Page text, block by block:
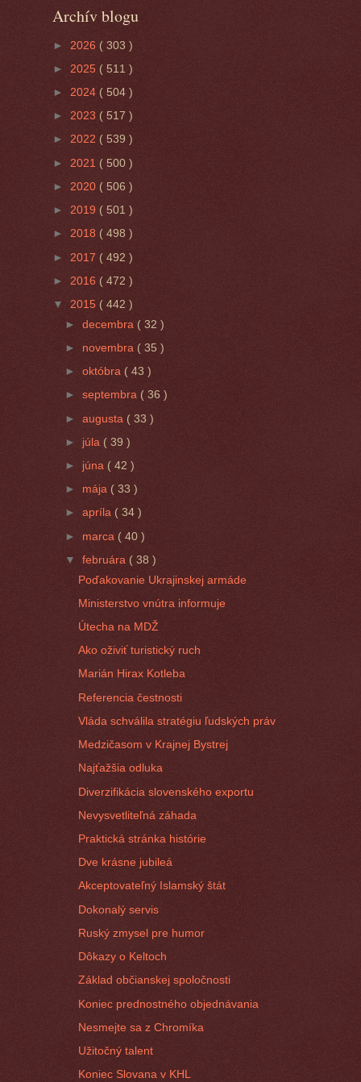
Archív blogu
► 2026 ( 303 )
► 2025 ( 511 )
► 2024 ( 504 )
► 2023 ( 517 )
► 2022 ( 539 )
► 2021 ( 500 )
► 2020 ( 506 )
► 2019 ( 501 )
► 2018 ( 498 )
► 2017 ( 492 )
► 2016 ( 472 )
▼ 2015 ( 442 )
►decembra ( 32 )
► novembra ( 35 )
►októbra ( 43 )
►septembra ( 36 )
►augusta ( 33 )
► júla ( 39 )
► júna ( 42 )
► mája ( 33 )
►apríla( 34 )
► marca( 40 )
▼februára ( 38 )
Poďakovanie Ukrajinskej armáde
Ministerstvo vnútra informuje
Útecha na MDŽ
Ako oživiť turistický ruch
Marián Hirax Kotleba
Referencia čestnosti
Vláda schválila stratégiu ľudských práv
Medzičasom v Krajnej Bystrej
Najťažšia odluka
Diverzifikácia slovenského exportu
Nevysvetliteľná záhada
Praktická stránka histórie
Dve krásne jubileá
Akceptovateľný Islamský štát
Dokonalý servis
Ruský zmysel pre humor
Dôkazy o Keltoch
Základ občianskej spoločnosti
Koniec prednostného objednávania
Nesmejte sa z Chromíka
Užitočný talent
Koniec Slovana v KHL